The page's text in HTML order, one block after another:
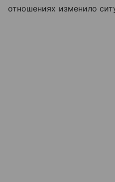
отношениях изменило